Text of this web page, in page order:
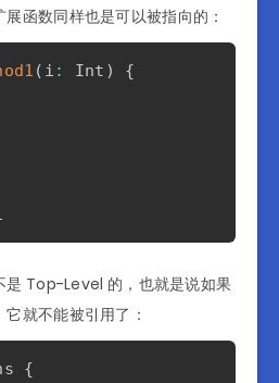
函数同样也是可以被指向的：
( i : Int ) {
是 Top-Level 的，也就是说如果
就不能被引用了：
{